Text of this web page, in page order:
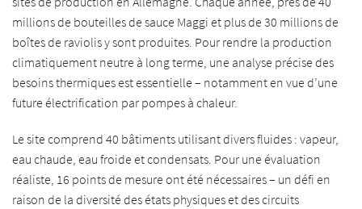
millions de bouteilles de sauce Maggi et plus de 30 millions de
boîtes de raviolis y sont produites. Pour rendre la production
climatiquement neutre à long terme, une analyse précise des
besoins thermiques est essentielle – notamment en vue d’une
future électrification par pompes à chaleur.
Le site comprend 40 bâtiments utilisant divers fluides : vapeur,
eau chaude, eau froide et condensats. Pour une évaluation
réaliste, 16 points de mesure ont été nécessaires – un défi en
raison de la diversité des états physiques et des circuits